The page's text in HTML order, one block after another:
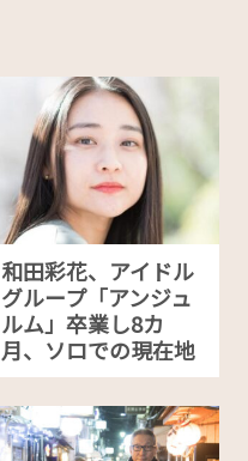
和田彩花、アイドル
グループ「アンジュ
ルム」卒業し8カ
月、ソロでの現在地